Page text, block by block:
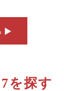
▶
を探す